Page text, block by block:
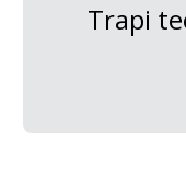
Trapi